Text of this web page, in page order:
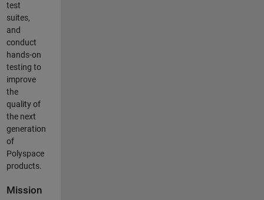
test
suites,
and
conduct
hands-on
testing to
improve
the
quality of
the next
generation
of
Polyspace
products.
Mission